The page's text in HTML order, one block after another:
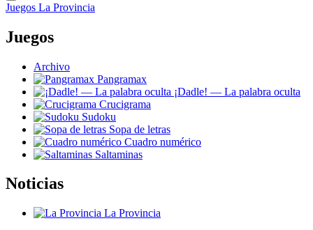
Juegos La Provincia
Juegos
Archivo
Pangramax
¡Dadle! — La palabra oculta
Crucigrama
Sudoku
Sopa de letras
Cuadro numérico
Saltaminas
Noticias
La Provincia